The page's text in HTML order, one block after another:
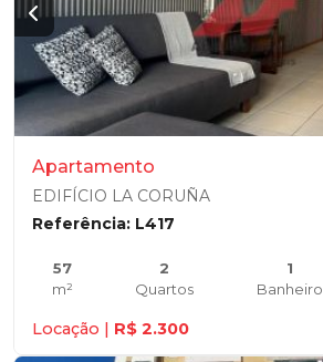
Apartamento
EDIFÍCIO LA CORUÑA
Referência: L417
57
m²
2
Quartos
1
Banheiro
Locação | R$ 2.300